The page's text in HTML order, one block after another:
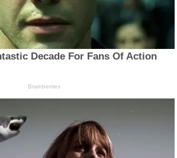
Decade For Fans Of Action
Brainberries